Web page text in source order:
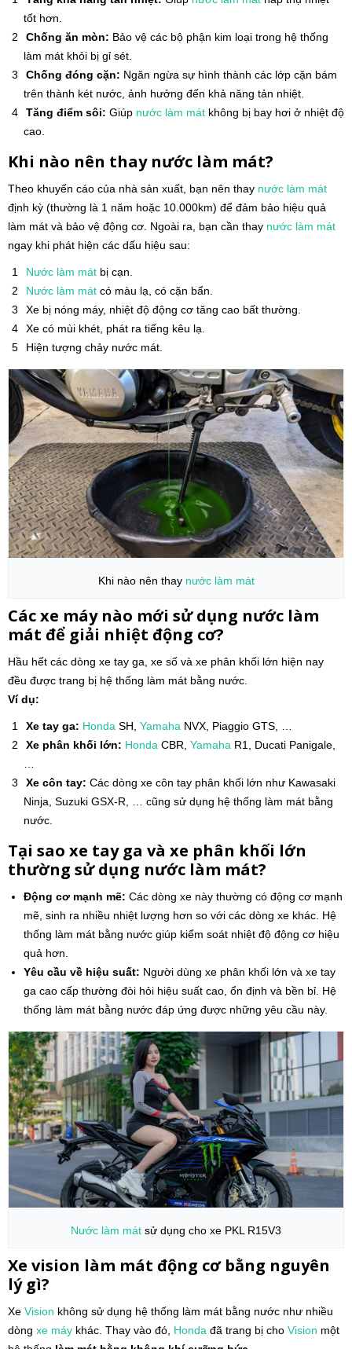
tốt hơn.
Chống ăn mòn: Bảo vệ các bộ phận kim loại trong hệ thống
làm mát khỏi bị gỉ sét.
Chống đóng cặn: Ngăn ngừa sự hình thành các lớp cặn bám
trên thành két nước, ảnh hưởng đến khả năng tản nhiệt.
Tăng điểm sôi: Giúp nước làm mát không bị bay hơi ở nhiệt độ
cao.
Khi nào nên thay nước làm mát?
Theo khuyến cáo của nhà sản xuất, bạn nên thay nước làm mát
định kỳ (thường là 1 năm hoặc 10.000km) để đảm bảo hiệu quả
làm mát và bảo vệ động cơ. Ngoài ra, bạn cần thay nước làm mát
ngay khi phát hiện các dấu hiệu sau:
Nước làm mát bị cạn.
Nước làm mát có màu lạ, có cặn bẩn.
Xe bị nóng máy, nhiệt độ động cơ tăng cao bất thường.
Xe có mùi khét, phát ra tiếng kêu lạ.
Hiện tượng chảy nước mát.
Khi nào nên thay nước làm mát
Các xe máy nào mới sử dụng nước làm
mát để giải nhiệt động cơ?
Hầu hết các dòng xe tay ga, xe số và xe phân khối lớn hiện nay
đều được trang bị hệ thống làm mát bằng nước.
Ví dụ:
Xe tay ga: Honda SH, Yamaha NVX, Piaggio GTS, …
Xe phân khối lớn: Honda CBR, Yamaha R1, Ducati Panigale,
Xe côn tay: Các dòng xe côn tay phân khối lớn như Kawasaki
Ninja, Suzuki GSX-R, … cũng sử dụng hệ thống làm mát bằng
nước.
Tại sao xe tay ga và xe phân khối lớn
thường sử dụng nước làm mát?
Động cơ mạnh mẽ: Các dòng xe này thường có động cơ mạnh
mẽ, sinh ra nhiều nhiệt lượng hơn so với các dòng xe khác. Hệ
thống làm mát bằng nước giúp kiểm soát nhiệt độ động cơ hiệu
quả hơn.
Yêu cầu về hiệu suất: Người dùng xe phân khối lớn và xe tay
ga cao cấp thường đòi hỏi hiệu suất cao, ổn định và bền bỉ. Hệ
thống làm mát bằng nước đáp ứng được những yêu cầu này.
Nước làm mát sử dụng cho xe PKL R15V3
Xe vision làm mát động cơ bằng nguyên
lý gì?
Xe Vision không sử dụng hệ thống làm mát bằng nước như nhiều
dòng xe máy khác. Thay vào đó, Honda đã trang bị cho Vision một